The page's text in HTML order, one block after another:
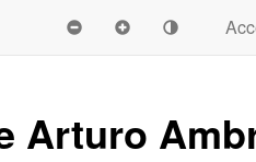
Arturo